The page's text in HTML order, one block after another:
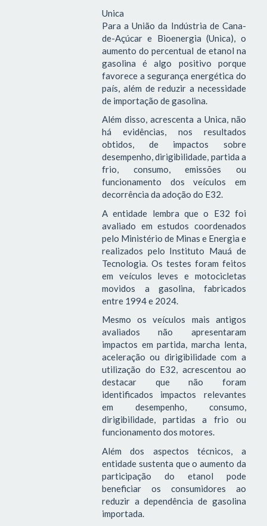
Unica
Para a União da Indústria de Cana-
de-Açúcar e Bioenergia (Unica), o
aumento do percentual de etanol na
gasolina é algo positivo porque
favorece a segurança energética do
país, além de reduzir a necessidade
de importação de gasolina.
Além disso, acrescenta a Unica, não
há evidências, nos resultados
obtidos, de impactos sobre
desempenho, dirigibilidade, partida a
frio, consumo, emissões ou
funcionamento dos veículos em
decorrência da adoção do E32.
A entidade lembra que o E32 foi
avaliado em estudos coordenados
pelo Ministério de Minas e Energia e
realizados pelo Instituto Mauá de
Tecnologia. Os testes foram feitos
em veículos leves e motocicletas
movidos a gasolina, fabricados
entre 1994 e 2024.
Mesmo os veículos mais antigos
avaliados não apresentaram
impactos em partida, marcha lenta,
aceleração ou dirigibilidade com a
utilização do E32, acrescentou ao
destacar que não foram
identificados impactos relevantes
em desempenho, consumo,
dirigibilidade, partidas a frio ou
funcionamento dos motores.
Além dos aspectos técnicos, a
entidade sustenta que o aumento da
participação do etanol pode
beneficiar os consumidores ao
reduzir a dependência de gasolina
importada.